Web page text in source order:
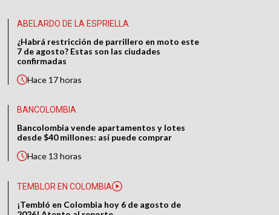
ABELARDO DE LA ESPRIELLA
¿Habrá restricción de parrillero en moto este
7 de agosto? Estas son las ciudades
confirmadas
Hace 17 horas
BANCOLOMBIA
Bancolombia vende apartamentos y lotes
desde $40 millones: así puede comprar
Hace 13 horas
TEMBLOR EN COLOMBIA
¡Tembló en Colombia hoy 6 de agosto de